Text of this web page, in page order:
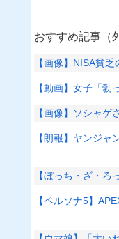
おすすめ記事（
【画像】NISA貧
【動画】女子「
【画像】ソシャ
【朗報】ヤンジ
【ぼっち・ざ・
【ペルソナ5】